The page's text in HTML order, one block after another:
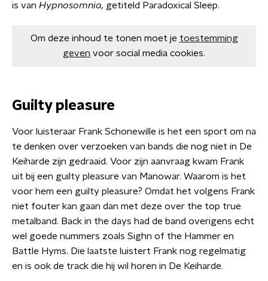
is van Hypnosomnia, getiteld Paradoxical Sleep.
Om deze inhoud te tonen moet je toestemming
geven voor social media cookies.
Guilty pleasure
Voor luisteraar Frank Schonewille is het een sport om na
te denken over verzoeken van bands die nog niet in De
Keiharde zijn gedraaid. Voor zijn aanvraag kwam Frank
uit bij een guilty pleasure van Manowar. Waarom is het
voor hem een guilty pleasure? Omdat het volgens Frank
niet fouter kan gaan dan met deze over the top true
metalband. Back in the days had de band overigens echt
wel goede nummers zoals Sighn of the Hammer en
Battle Hyms. Die laatste luistert Frank nog regelmatig
en is ook de track die hij wil horen in De Keiharde.